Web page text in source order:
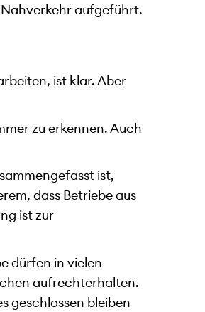
aufgeführt.
ist klar. Aber
zu erkennen. Auch
ist,
dass Betriebe aus
ist zur
dürfen in vielen
aufrechterhalten.
geschlossen bleiben